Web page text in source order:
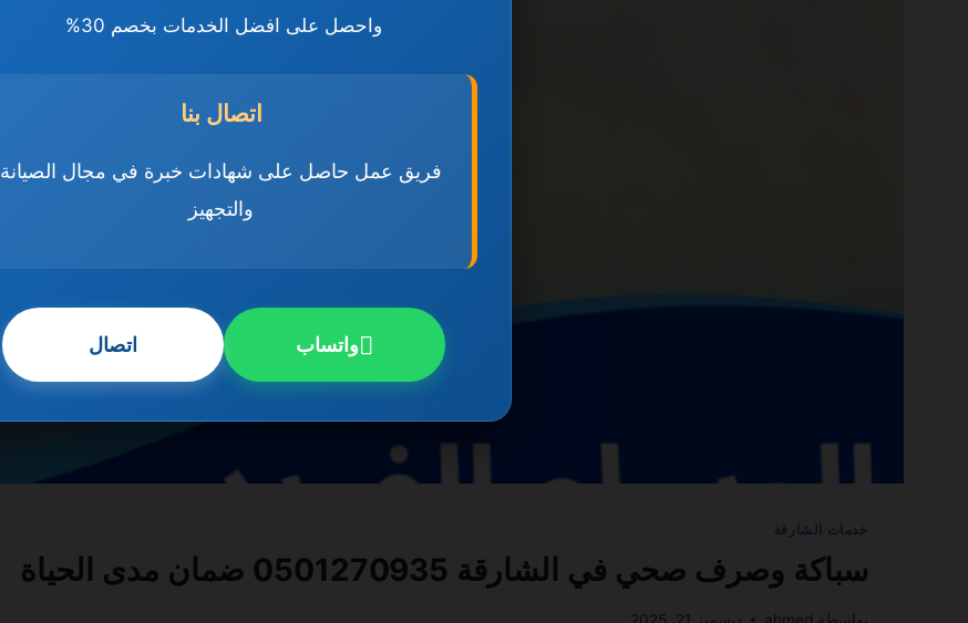
خدمات الشارقة
سباكة وصرف صحي في الشارقة 0501270935 ضمان مدى الحياة
واحصل على افضل الخدمات بخصم 30%
اتصال بنا
فريق عمل حاصل على شهادات خبرة في مجال الصيانة
والتجهيز
واتساب اتصال